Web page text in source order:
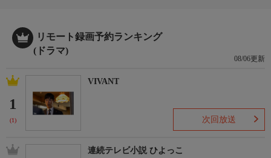
制作
【チーフプロデューサー】
廣田晃二
大沼知朗
橋本竜太
https://www.ytv.co.jp/dear-husband/
リモート録画予約ランキング
(ドラマ)
08/06更新
1
(1)
VIVANT
次回放送
連続テレビ小説 ひよっこ